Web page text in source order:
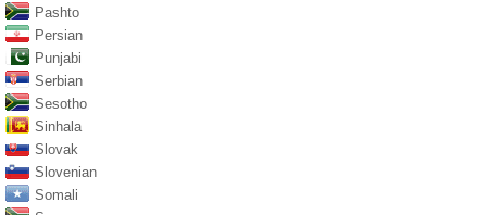
Pashto
Persian
Punjabi
Serbian
Sesotho
Sinhala
Slovak
Slovenian
Somali